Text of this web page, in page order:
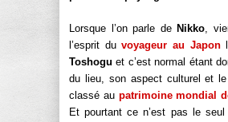
Lorsque l’on parle de Nikko,
l’esprit duvoyageur au Japon
Toshogu et c’est normal étant
du lieu, son aspect culturel et
classé au patrimoine mondial
Et pourtant ce n’est pas le seul